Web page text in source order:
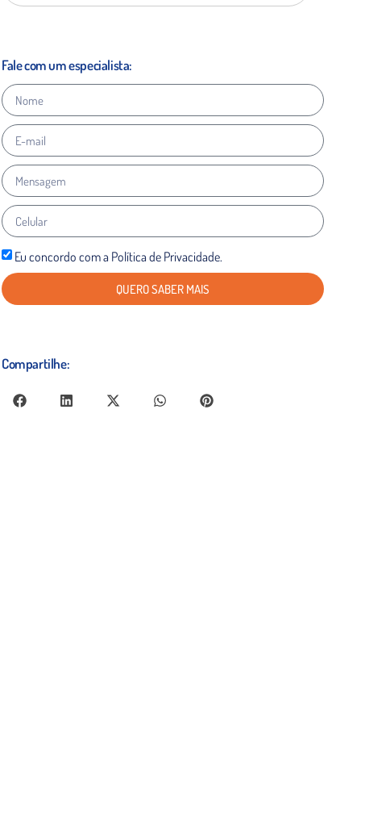
Fale com um especialista:
Eu concordo com a Política de Privacidade.
QUERO SABER MAIS
Compartilhe: